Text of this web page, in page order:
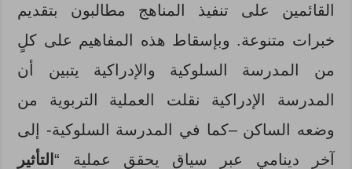
القائمين على تنفيذ المناهج مطالبون بتقديم
خبرات متنوعة. وبإسقاط هذه المفاهيم على كلٍ
من المدرسة السلوكية والإدراكية يتبين أن
المدرسة الإدراكية نقلت العملية التربوية من
وضعه الساكن –كما في المدرسة السلوكية- إلى
آخر دينامي عبر سياق يحقق عملية “التأثير